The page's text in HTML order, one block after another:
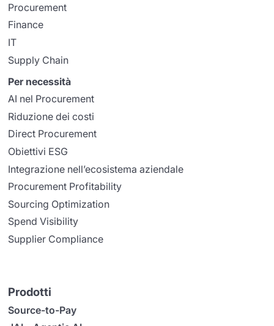
Procurement
Finance
IT
Supply Chain
Per necessità
AI nel Procurement
Riduzione dei costi
Direct Procurement
Obiettivi ESG
Integrazione nell’ecosistema aziendale
Procurement Profitability
Sourcing Optimization
Spend Visibility
Supplier Compliance
Prodotti
Source-to-Pay